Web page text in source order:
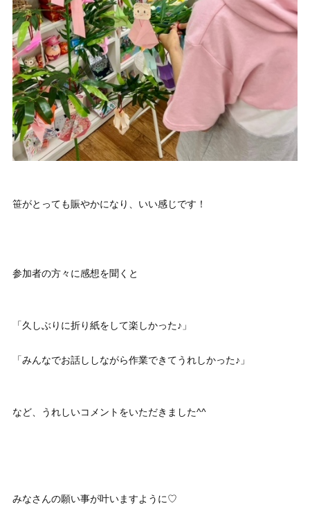
笹がとっても賑やかになり、いい感じです！
参加者の方々に感想を聞くと
「久しぶりに折り紙をして楽しかった♪」
「みんなでお話ししながら作業できてうれしかった♪」
など、うれしいコメントをいただきました^^
みなさんの願い事が叶いますように♡